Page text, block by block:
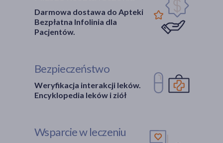
Darmowa dostawa do Apteki
Bezpłatna Infolinia dla
Pacjentów.
Bezpieczeństwo
Weryfikacja interakcji leków.
Encyklopedia leków i ziół
Wsparcie w leczeniu